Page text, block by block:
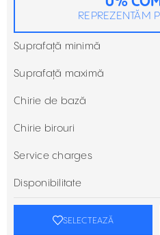
REPREZENTĂM
Suprafață minimă
Suprafață maximă
Chirie de bază
Chirie birouri
Service charges
Disponibilitate
SELECTEAZĂ